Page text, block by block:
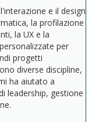
e il design
la profilazione
la UX e la
per
progetti
diverse discipline,
ha aiutato a
leadership, gestione